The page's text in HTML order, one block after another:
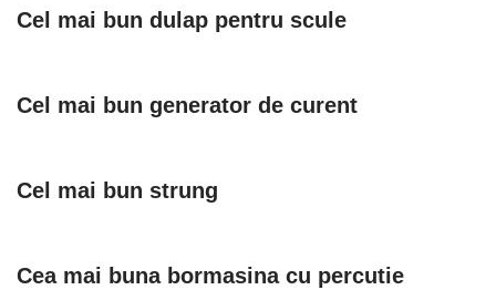
Cel mai bun dulap pentru scule
Cel mai bun generator de curent
Cel mai bun strung
Cea mai buna bormasina cu percutie